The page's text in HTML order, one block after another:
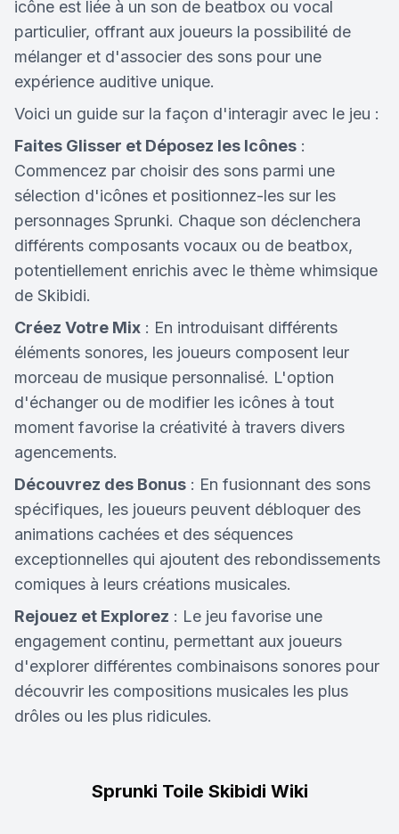
icône est liée à un son de beatbox ou vocal
particulier, offrant aux joueurs la possibilité de
mélanger et d'associer des sons pour une
expérience auditive unique.
Voici un guide sur la façon d'interagir avec le jeu :
Faites Glisser et Déposez les Icônes :
Commencez par choisir des sons parmi une
sélection d'icônes et positionnez-les sur les
personnages Sprunki. Chaque son déclenchera
différents composants vocaux ou de beatbox,
potentiellement enrichis avec le thème whimsique
de Skibidi.
Créez Votre Mix : En introduisant différents
éléments sonores, les joueurs composent leur
morceau de musique personnalisé. L'option
d'échanger ou de modifier les icônes à tout
moment favorise la créativité à travers divers
agencements.
Découvrez des Bonus : En fusionnant des sons
spécifiques, les joueurs peuvent débloquer des
animations cachées et des séquences
exceptionnelles qui ajoutent des rebondissements
comiques à leurs créations musicales.
Rejouez et Explorez : Le jeu favorise une
engagement continu, permettant aux joueurs
d'explorer différentes combinaisons sonores pour
découvrir les compositions musicales les plus
drôles ou les plus ridicules.
Sprunki Toile Skibidi Wiki